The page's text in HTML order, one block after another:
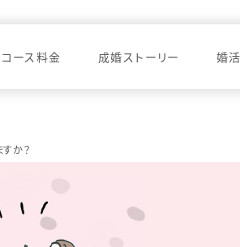
コース料金 成婚ストーリー 婚
か？